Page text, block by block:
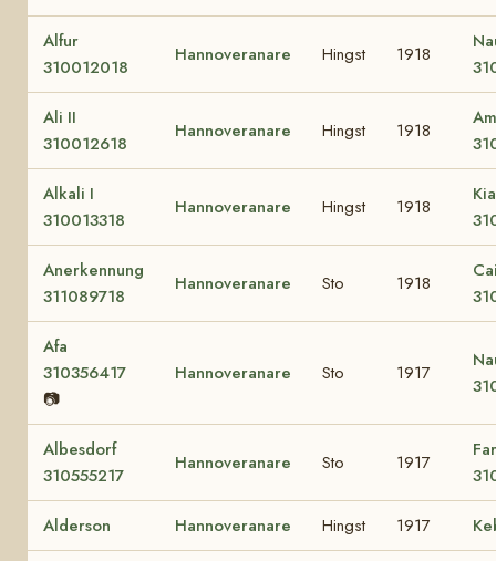
Alfur
310012018
Hannoveranare Hingst 1918
Ali II
310012618
Hannoveranare Hingst 1918
Alkali I
310013318
Hannoveranare Hingst 1918
Anerkennung
311089718
Hannoveranare Sto 1918
Afa
310356417
📷
Hannoveranare Sto 1917
Albesdorf
310555217
Hannoveranare Sto 1917
Alderson Hannoveranare Hingst 1917